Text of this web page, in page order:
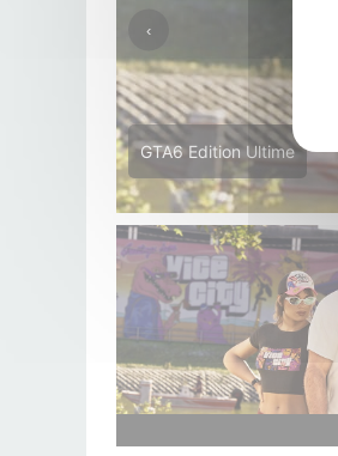
GTA6 Edition Ultime
‹